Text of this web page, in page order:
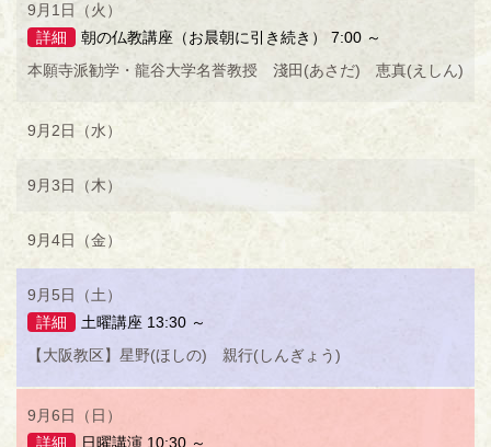
9月1日（火）
詳細
朝の仏教講座（お晨朝に引き続き） 7:00 ～
本願寺派勧学・龍谷大学名誉教授 淺田(あさだ) 恵真(えしん)
9月2日（水）
9月3日（木）
9月4日（金）
9月5日（土）
詳細
土曜講座 13:30 ～
【大阪教区】星野(ほしの) 親行(しんぎょう)
9月6日（日）
詳細
日曜講演 10:30 ～